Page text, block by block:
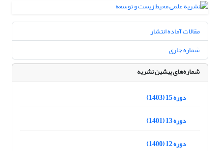
مقالات آماده انتشار
شماره جاری
شماره‌های پیشین نشریه
دوره 15 (1403)
دوره 13 (1401)
دوره 12 (1400)